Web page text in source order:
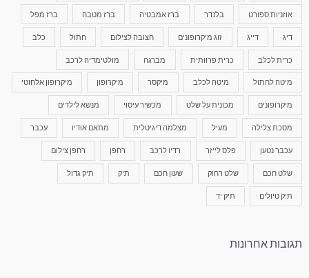
אוזניות ספורט בלנדר ברז אמבטיה ברז מטבח ברז מפל
דיג דייג זוג מיקרופונים חצובה לצילום חתול כלב
כרית לכלב כרית פרוותית מברגה מולטימדיה לרכב
מיטה לחתול מיטה לכלב מיקסר מיקרופון מיקרופון אלחוטי
מיקרופונים מכונית על שלט מכשיר עיסוי מנשא לילדים
מסכת צלילה מעיל מצלמה דיגיטלית מתאם אודיו עכבר
עכבר נטען פלס לייזר רדיו לרכב רחפן רחפן צילום
שלט חכם שלט רחוק שעון חכם תיק תיק גדול
תיק טיולים תיק יד
תגובות אחרונות